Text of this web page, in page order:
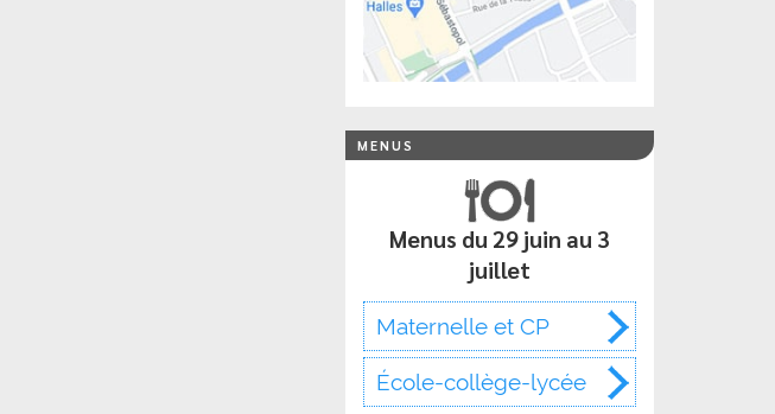
MENUS
Menus du 29 juin au 3
juillet
Maternelle et CP
École-collège-lycée